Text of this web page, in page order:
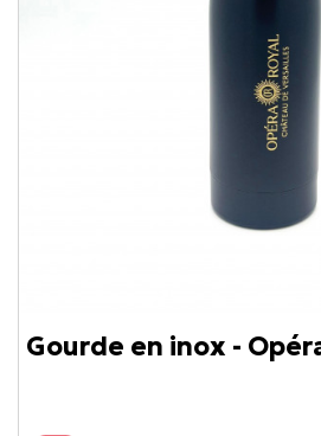
Gourde en inox -